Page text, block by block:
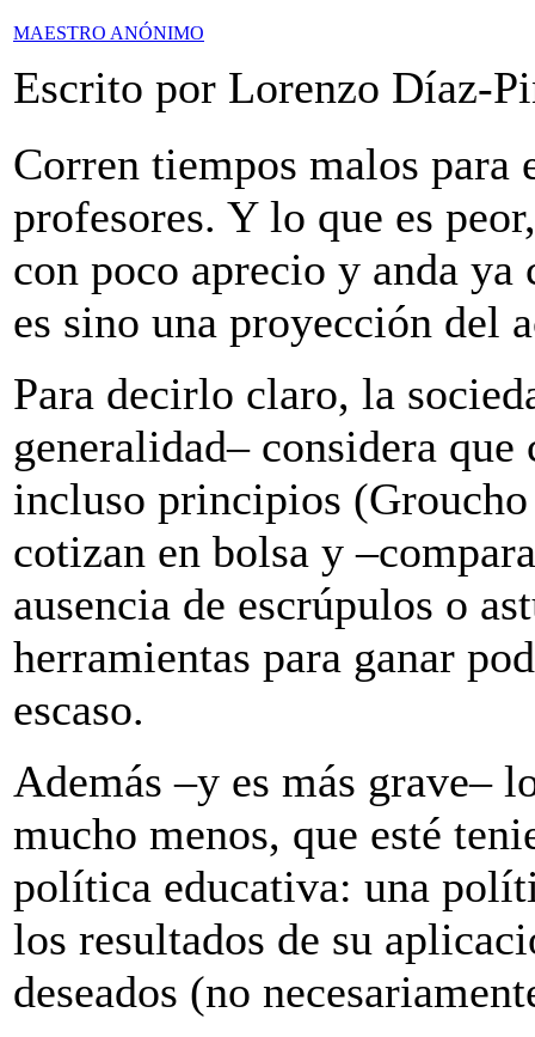
MAESTRO ANÓNIMO
Escrito por Lorenzo Díaz-
Corren tiempos malos para
profesores. Y lo que es
con poco aprecio y anda ya
es sino una proyección del
Para decirlo claro, la
generalidad– considera
incluso principios
cotizan en bolsa y
ausencia de escrúpulos o
herramientas para ganar
escaso.
Además –y es más grave–
mucho menos, que esté
política educativa: una
los resultados de su
deseados (no